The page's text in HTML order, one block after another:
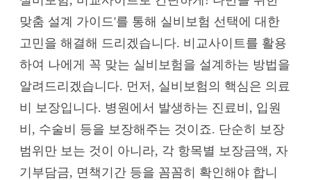
맞춤 설계 가이드'를 통해 실비보험 선택에 대한
고민을 해결해 드리겠습니다. 비교사이트를 활용
하여 나에게 꼭 맞는 실비보험을 설계하는 방법을
알려드리겠습니다. 먼저, 실비보험의 핵심은 의료
비 보장입니다. 병원에서 발생하는 진료비, 입원
비, 수술비 등을 보장해주는 것이죠. 단순히 보장
범위만 보는 것이 아니라, 각 항목별 보장금액, 자
기부담금, 면책기간 등을 꼼꼼히 확인해야 합니